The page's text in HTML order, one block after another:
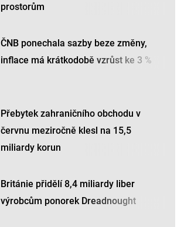
prostorům
ČNB ponechala sazby beze změny,
inflace má krátkodobě vzrůst ke 3 %
Přebytek zahraničního obchodu v
červnu meziročně klesl na 15,5
miliardy korun
Británie přidělí 8,4 miliardy liber
výrobcům ponorek Dreadnought